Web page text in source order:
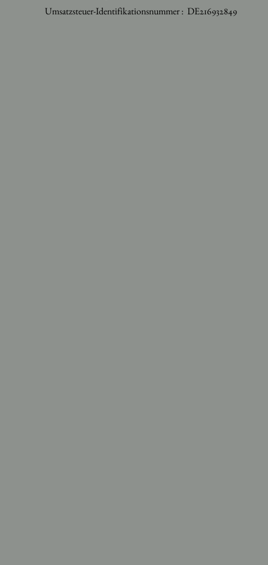
Umsatzsteuer-Identifikationsnummer : DE216932849